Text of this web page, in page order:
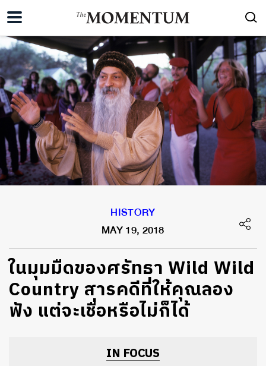
HISTORY
MAY 19, 2018
ในมุมมืดของศรัทธา Wild Wild
Country สารคดีที่ให้คุณลอง
ฟัง แต่จะเชื่อหรือไม่ก็ได้
IN FOCUS